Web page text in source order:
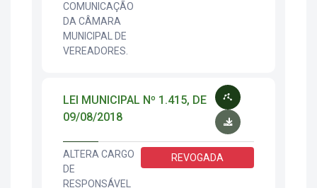
COMUNICAÇÃO
DA CÂMARA
MUNICIPAL DE
VEREADORES.
LEI MUNICIPAL Nº 1.415, DE
09/08/2018
ALTERA CARGO
DE
RESPONSÁVEL
REVOGADA